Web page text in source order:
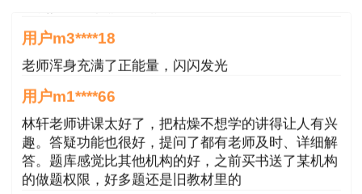
用户m3****18
老师浑身充满了正能量，闪闪发光
用户m1****66
林轩老师讲课太好了，把枯燥不想学的讲得让人有兴
趣。答疑功能也很好，提问了都有老师及时、详细解
答。题库感觉比其他机构的好，之前买书送了某机构
的做题权限，好多题还是旧教材里的